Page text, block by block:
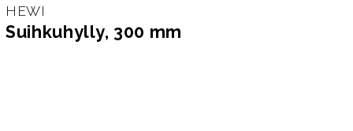
HEWI
Suihkuhylly, 300 mm